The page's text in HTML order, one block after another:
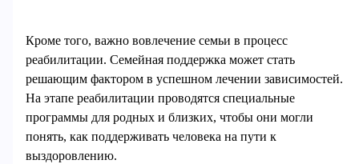
Кроме того, важно вовлечение семьи в процесс
реабилитации. Семейная поддержка может стать
решающим фактором в успешном лечении зависимостей.
На этапе реабилитации проводятся специальные
программы для родных и близких, чтобы они могли
понять, как поддерживать человека на пути к
выздоровлению.